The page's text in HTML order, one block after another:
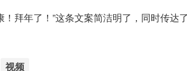
拜年了！”这条文案简洁明了，同时传达
视频